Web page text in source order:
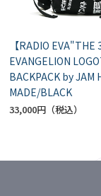
【RADIO
EVANGELION
BACKPACK by JAM
MADE/BLACK
33,000円